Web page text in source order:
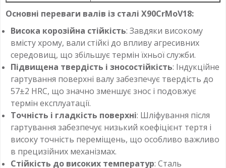
Основні переваги валів із сталі X90CrMoV18:
Висока корозійна стійкість: Завдяки високому
вмісту хрому, вали стійкі до впливу агресивних
середовищ, що збільшує термін їхньої служби.
Підвищена твердість і зносостійкість: Індукційне
гартування поверхні валу забезпечує твердість до
57±2 HRC, що значно зменшує знос і подовжує
термін експлуатації.
Точність і гладкість поверхні: Шліфування після
гартування забезпечує низький коефіцієнт тертя і
високу точність переміщень, що особливо важливо
в прецизійних механізмах.
Стійкість до високих температур: Сталь